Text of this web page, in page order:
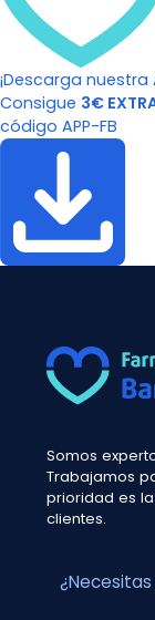
¡Descarga nuestra
Consigue 3€
código APP-FB
Somos
Trabajamos
prioridad es
clientes.